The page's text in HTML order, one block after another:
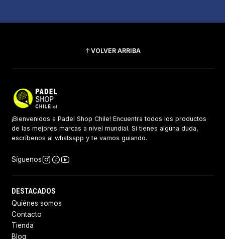
VOLVER ARRIBA
¡Bienvenidos a Padel Shop Chile! Encuentra todos los productos
de las mejores marcas a nivel mundial. Si tienes alguna duda,
escríbenos al whatsapp y te vamos guiando.
Síguenos
DESTACADOS
Quiénes somos
Contacto
Tienda
Blog